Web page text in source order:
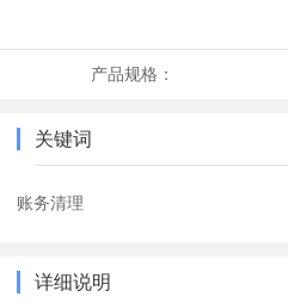
产品规格：
关键词
账务清理
详细说明